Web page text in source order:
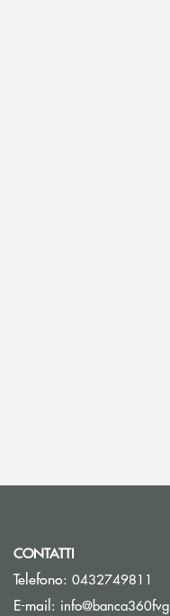
CONTATTI
Telefono: 0432749811
E-mail: